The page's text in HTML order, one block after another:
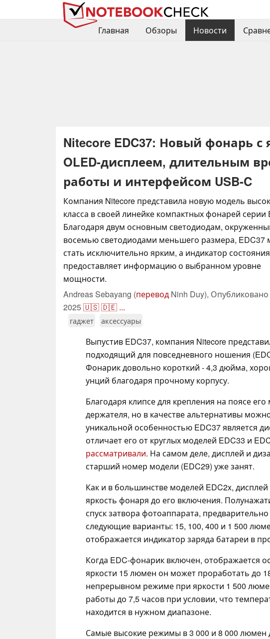
Главная
Обзоры Новости
Nitecore EDC37: Новый фонарь
OLED-дисплеем, длительным
работы и интерфейсом USB-C
Компания Nitecore представила новую модель
класса в своей линейке компактных фонарей серии
Благодаря двум основным светодиодам,
восемью светодиодами меньшего размера, EDC37
стать исключительно ярким, а индикатор состояния
предоставляет информацию о выбранном уровне
мощности.
Andreas Sebayang (перевод Ninh Duy), Опубликовано
2025🇺🇸🇩🇪 ...
гаджет аксессуары
Выпустив EDC37, компания Nitecore
подходящий для повседневного ношения
Фонарик довольно короткий - 4,3 дюйма,
унций благодаря прочному корпусу.
Благодаря клипсе для крепления на поясе
держателя, но в качестве альтернативы
уникальной особенностью EDC37 является
отличает его от круглых моделей EDC33 и
рассматривали. На самом деле, дисплей и
старший номер модели (EDC29) уже занят.
Как и в большинстве моделей EDC2x,
яркость фонаря до его включения.
спуск затвора фотоаппарата,
следующие варианты: 15, 100, 400 и 1 500
отображается индикатор заряда батареи в
Когда EDC-фонарик включен, отображается
яркости 15 люмен он может проработать до
непрерывном режиме при яркости 1 500
работы до 7,5 часов при условии, что
находится в нужном диапазоне.
Самые высокие режимы в 3 000 и 8 000 люмен